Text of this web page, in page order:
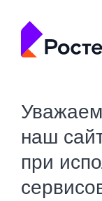
наш
при